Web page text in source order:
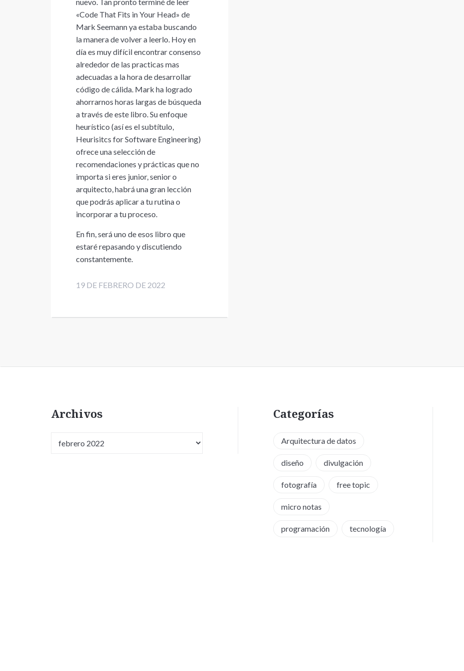
«Code That Fits in Your Head» de
Mark Seemann ya estaba buscando
la manera de volver a leerlo. Hoy en
día es muy difícil encontrar consenso
alrededor de las practicas mas
adecuadas a la hora de desarrollar
código de cálida. Mark ha logrado
ahorrarnos horas largas de búsqueda
a través de este libro. Su enfoque
heurístico (así es el subtítulo,
Heurisitcs for Software Engineering)
ofrece una selección de
recomendaciones y prácticas que no
importa si eres junior, senior o
arquitecto, habrá una gran lección
que podrás aplicar a tu rutina o
incorporar a tu proceso.
En fin, será uno de esos libro que
estaré repasando y discutiendo
constantemente.
19 DE FEBRERO DE 2022
Archivos Categorías
Arquitectura de datos
diseño divulgación
fotografía free topic
micro notas
programación tecnología